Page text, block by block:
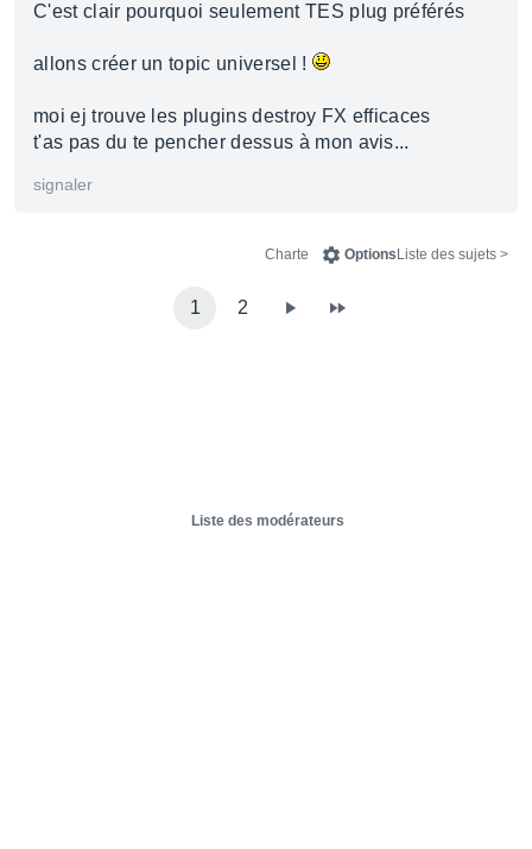
C'est clair pourquoi seulement TES plug préférés
allons créer un topic universel !
moi ej trouve les plugins destroy FX efficaces
t'as pas du te pencher dessus à mon avis...
signaler
< Liste des sujets
Options
Charte
1 2
Liste des modérateurs